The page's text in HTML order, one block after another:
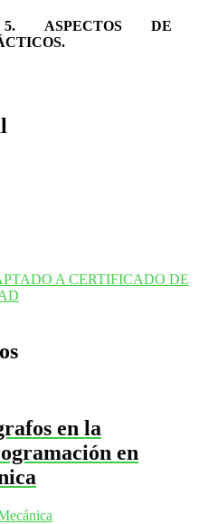
ASPECTOS DE
A CERTIFICADO DE
en la
en